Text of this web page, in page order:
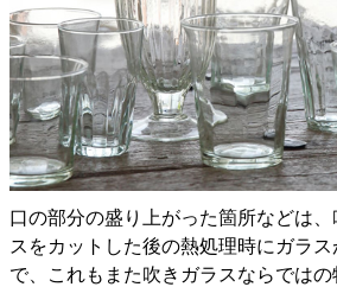
口の部分の盛り上がった箇所などは
スをカットした後の熱処理時にガラ
で、これもまた吹きガラスならではの